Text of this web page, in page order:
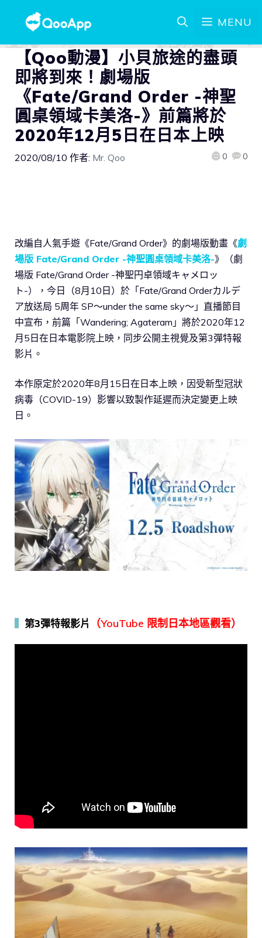
MENU
【Qoo動漫】小貝旅途的盡頭
即將到來！劇場版
《Fate/Grand Order -神聖
圓桌領域卡美洛-》前篇將於
2020年12月5日在日本上映
2020/08/10 作者: Mr. Qoo 0 0
改編自人氣手遊《Fate/Grand Order》的劇場版動畫《劇
場版 Fate/Grand Order -神聖圓桌領域卡美洛-》（劇
場版 Fate/Grand Order -神聖円卓領域キャメロッ
ト-），今日（8月10日）於「Fate/Grand Orderカルデ
ア放送局 5周年 SP～under the same sky～」直播節目
中宣布，前篇「Wandering; Agateram」將於2020年12
月5日在日本電影院上映，同步公開主視覺及第3彈特報
影片。
本作原定於2020年8月15日在日本上映，因受新型冠狀
病毒（COVID-19）影響以致製作延遲而決定變更上映
日。
第3彈特報影片 （YouTube 限制日本地區觀看）